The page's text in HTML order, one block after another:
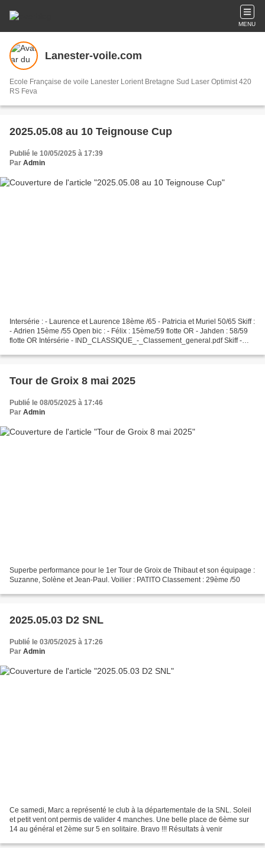
MENU
Lanester-voile.com
Ecole Française de voile Lanester Lorient Bretagne Sud Laser Optimist 420
RS Feva
2025.05.08 au 10 Teignouse Cup
Publié le 10/05/2025 à 17:39
Par Admin
Intersérie : - Laurence et Laurence 18ème /65 - Patricia et Muriel 50/65 Skiff :
- Adrien 15ème /55 Open bic : - Félix : 15ème/59 flotte OR - Jahden : 58/59
flotte OR Intérsérie - IND_CLASSIQUE_-_Classement_general.pdf Skiff -
Tour de Groix 8 mai 2025
Publié le 08/05/2025 à 17:46
Par Admin
Superbe performance pour le 1er Tour de Groix de Thibaut et son équipage :
Suzanne, Solène et Jean-Paul. Voilier : PATITO Classement : 29ème /50
2025.05.03 D2 SNL
Publié le 03/05/2025 à 17:26
Par Admin
Ce samedi, Marc a représenté le club à la départementale de la SNL. Soleil
et petit vent ont permis de valider 4 manches. Une belle place de 6ème sur
14 au général et 2ème sur 5 en solitaire. Bravo !!! Résultats à venir